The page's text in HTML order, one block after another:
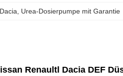
Urea-Dosierpumpe mit Garantie
Renaultl Dacia DEF